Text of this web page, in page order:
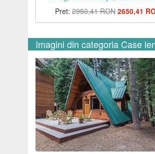
Pret: 2950,41 RON 2650,41
Imagini din categoria Case